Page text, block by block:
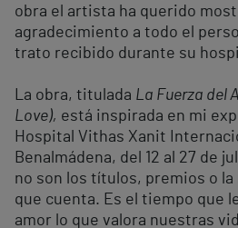
obra el artista ha querido
agradecimiento a todo el
trato recibido durante su
La obra, titulada La Fuerza del
Love), está inspirada en mi
Hospital Vithas Xanit
Benalmádena, del 12 al 27 de
no son los títulos, premios o la
que cuenta. Es el tiempo que
amor lo que valora nuestras